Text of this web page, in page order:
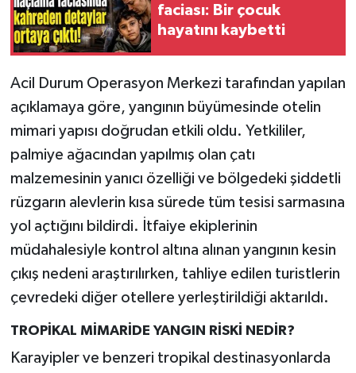
faciası: Bir çocuk
hayatını kaybetti
Acil Durum Operasyon Merkezi tarafından yapılan
açıklamaya göre, yangının büyümesinde otelin
mimari yapısı doğrudan etkili oldu. Yetkililer,
palmiye ağacından yapılmış olan çatı
malzemesinin yanıcı özelliği ve bölgedeki şiddetli
rüzgarın alevlerin kısa sürede tüm tesisi sarmasına
yol açtığını bildirdi. İtfaiye ekiplerinin
müdahalesiyle kontrol altına alınan yangının kesin
çıkış nedeni araştırılırken, tahliye edilen turistlerin
çevredeki diğer otellere yerleştirildiği aktarıldı.
TROPİKAL MİMARİDE YANGIN RİSKİ NEDİR?
Karayipler ve benzeri tropikal destinasyonlarda